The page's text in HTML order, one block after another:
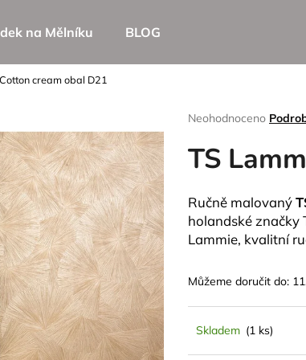
na Mělníku BLOG
cream obal D21
Průměrné
produktu
5
hvězdiček.
Neohodnoceno
TS
Ručně malovaný
holandské značky
Lammie, kvalitní
Můžeme doručit do:
Skladem (1 ks)
Co potřebujete najít?
HLEDAT
Doporučujeme